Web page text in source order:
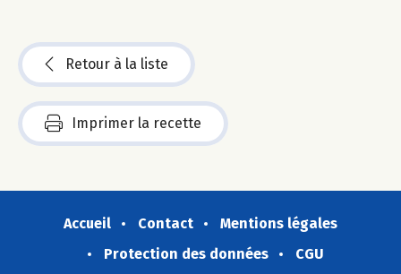
Retour à la liste
Imprimer la recette
Accueil Contact
Mentions légales
Protection des données
CGU